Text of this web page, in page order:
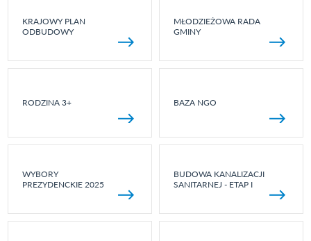
KRAJOWY PLAN
ODBUDOWY
MŁODZIEŻOWA RADA
GMINY
RODZINA 3+ BAZA NGO
WYBORY
PREZYDENCKIE 2025
BUDOWA KANALIZACJI
SANITARNEJ - ETAP I